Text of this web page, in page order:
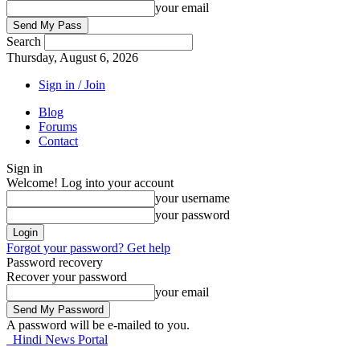
your email
Search
Thursday, August 6, 2026
Sign in / Join
Blog
Forums
Contact
Sign in
Welcome! Log into your account
your username
your password
Forgot your password? Get help
Password recovery
Recover your password
your email
A password will be e-mailed to you.
Hindi News Portal